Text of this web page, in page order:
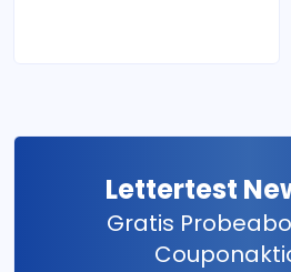
Lettertest
Gratis